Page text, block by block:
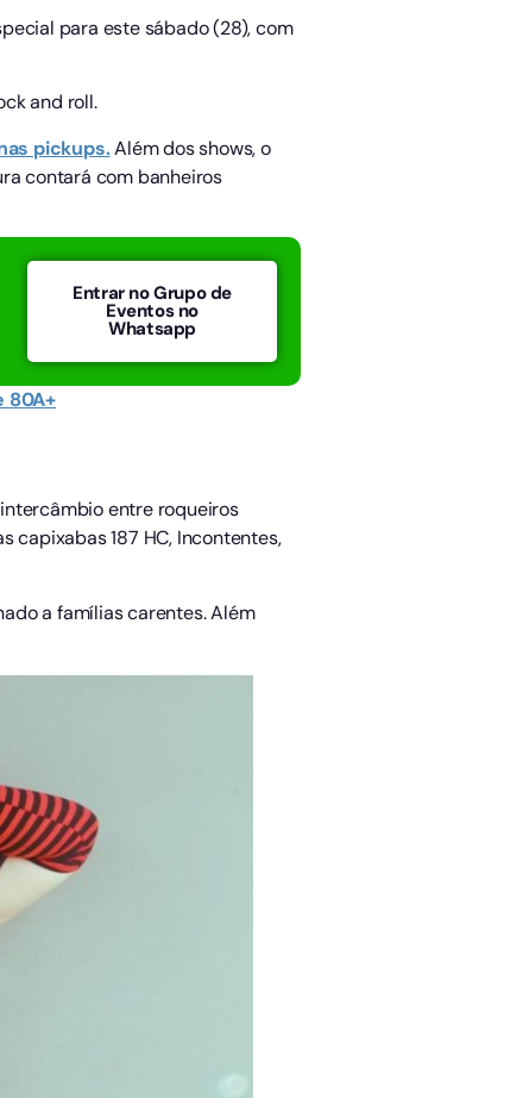
para este sábado (28), com
and roll.
pickups.Além dos shows, o
contará com banheiros
Entrar no Grupo de
Eventos no
Whatsapp
80A+
entre roqueiros
capixabas 187 HC, Incontentes,
a famílias carentes. Além